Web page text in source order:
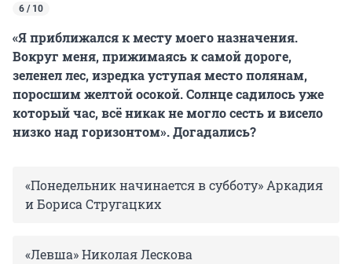
6 / 10
«Я приближался к месту моего назначения.
Вокруг меня, прижимаясь к самой дороге,
зеленел лес, изредка уступая место полянам,
поросшим желтой осокой. Солнце садилось уже
который час, всё никак не могло сесть и висело
низко над горизонтом». Догадались?
«Понедельник начинается в субботу» Аркадия
и Бориса Стругацких
«Левша» Николая Лескова